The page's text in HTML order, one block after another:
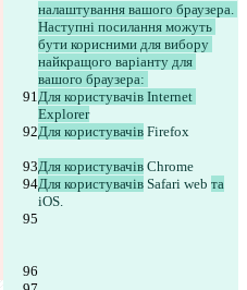
налаштування вашого браузера.
Наступні посилання можуть
бути корисними для вибору
найкращого варіанту для
вашого браузера:
Для користувачів Internet
Explorer
Для користувачів Firefox
Для користувачів Chrome
Для користувачів Safari web та
iOS.